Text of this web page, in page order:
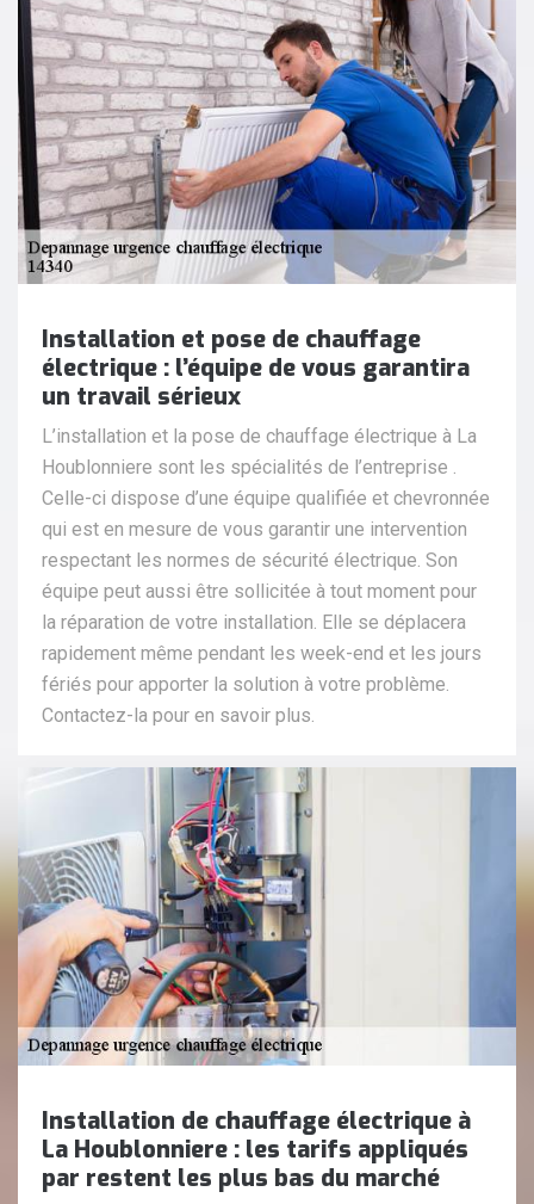
Installation et pose de chauffage
électrique : l’équipe de vous garantira
un travail sérieux
L’installation et la pose de chauffage électrique à La
Houblonniere sont les spécialités de l’entreprise .
Celle-ci dispose d’une équipe qualifiée et chevronnée
qui est en mesure de vous garantir une intervention
respectant les normes de sécurité électrique. Son
équipe peut aussi être sollicitée à tout moment pour
la réparation de votre installation. Elle se déplacera
rapidement même pendant les week-end et les jours
fériés pour apporter la solution à votre problème.
Contactez-la pour en savoir plus.
Installation de chauffage électrique à
La Houblonniere : les tarifs appliqués
par restent les plus bas du marché